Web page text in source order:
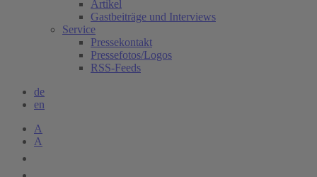
Artikel
Gastbeiträge und Interviews
Service
Pressekontakt
Pressefotos/Logos
RSS-Feeds
de
en
A
A